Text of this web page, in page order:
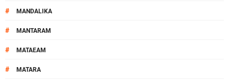
# MANDALIKA
# MANTARAM
# MATAEAM
# MATARA